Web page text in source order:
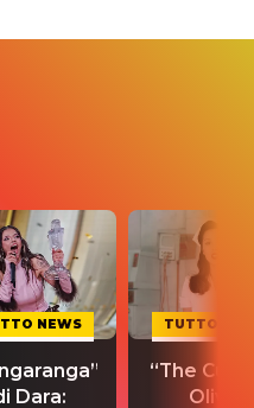
NEWS
Dara:
TUTTO
“The
Olivia